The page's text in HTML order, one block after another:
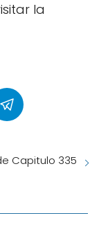
la
Capitulo 335